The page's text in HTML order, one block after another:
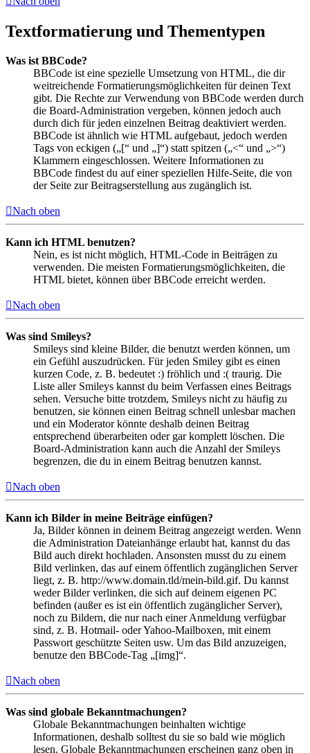
Textformatierung und Thementypen
Was ist BBCode?
BBCode ist eine spezielle Umsetzung von HTML, die dir
weitreichende Formatierungsmöglichkeiten für deinen Text
gibt. Die Rechte zur Verwendung von BBCode werden durch
die Board-Administration vergeben, können jedoch auch
durch dich für jeden einzelnen Beitrag deaktiviert werden.
BBCode ist ähnlich wie HTML aufgebaut, jedoch werden
Tags von eckigen („[“ und „]“) statt spitzen („<“ und „>“)
Klammern eingeschlossen. Weitere Informationen zu
BBCode findest du auf einer speziellen Hilfe-Seite, die von
der Seite zur Beitragserstellung aus zugänglich ist.
Nach oben
Kann ich HTML benutzen?
Nein, es ist nicht möglich, HTML-Code in Beiträgen zu
verwenden. Die meisten Formatierungsmöglichkeiten, die
HTML bietet, können über BBCode erreicht werden.
Nach oben
Was sind Smileys?
Smileys sind kleine Bilder, die benutzt werden können, um
ein Gefühl auszudrücken. Für jeden Smiley gibt es einen
kurzen Code, z. B. bedeutet :) fröhlich und :( traurig. Die
Liste aller Smileys kannst du beim Verfassen eines Beitrags
sehen. Versuche bitte trotzdem, Smileys nicht zu häufig zu
benutzen, sie können einen Beitrag schnell unlesbar machen
und ein Moderator könnte deshalb deinen Beitrag
entsprechend überarbeiten oder gar komplett löschen. Die
Board-Administration kann auch die Anzahl der Smileys
begrenzen, die du in einem Beitrag benutzen kannst.
Nach oben
Kann ich Bilder in meine Beiträge einfügen?
Ja, Bilder können in deinem Beitrag angezeigt werden. Wenn
die Administration Dateianhänge erlaubt hat, kannst du das
Bild auch direkt hochladen. Ansonsten musst du zu einem
Bild verlinken, das auf einem öffentlich zugänglichen Server
liegt, z. B. http://www.domain.tld/mein-bild.gif. Du kannst
weder Bilder verlinken, die sich auf deinem eigenen PC
befinden (außer es ist ein öffentlich zugänglicher Server),
noch zu Bildern, die nur nach einer Anmeldung verfügbar
sind, z. B. Hotmail- oder Yahoo-Mailboxen, mit einem
Passwort geschützte Seiten usw. Um das Bild anzuzeigen,
benutze den BBCode-Tag „[img]“.
Nach oben
Was sind globale Bekanntmachungen?
Globale Bekanntmachungen beinhalten wichtige
Informationen, deshalb solltest du sie so bald wie möglich
lesen. Globale Bekanntmachungen erscheinen ganz oben in